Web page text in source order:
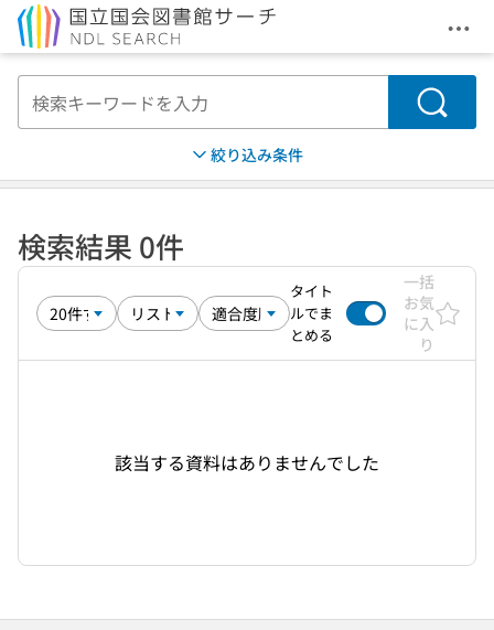
メ
検索
絞り込み条件
検索結果 0件
タイト
ルでま
とめる
一括
お気
に入
り
該当する資料はありませんでした